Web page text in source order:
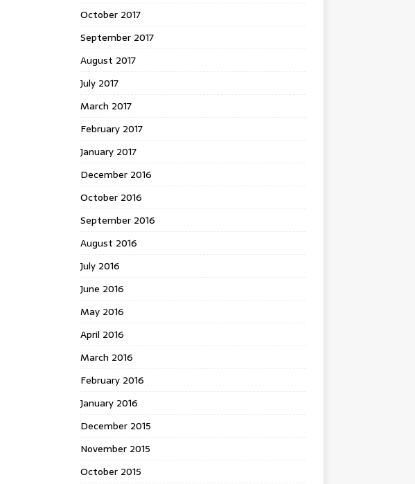
October 2017
September 2017
August 2017
July 2017
March 2017
February 2017
January 2017
December 2016
October 2016
September 2016
August 2016
July 2016
June 2016
May 2016
April 2016
March 2016
February 2016
January 2016
December 2015
November 2015
October 2015